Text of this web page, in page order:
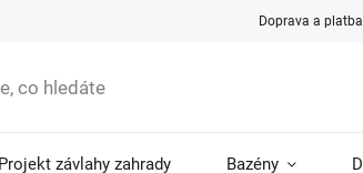
Doprava a platba
Projekt závlahy zahrady Bazény